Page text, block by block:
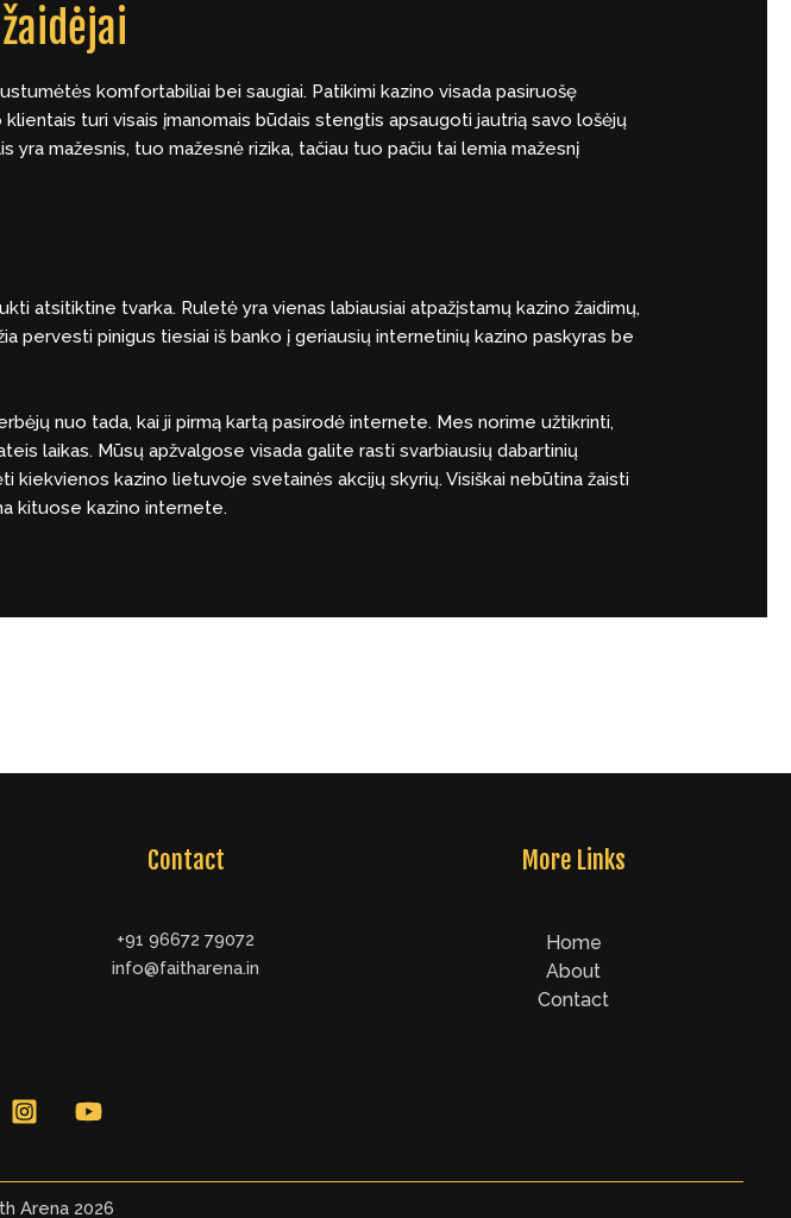
komfortabiliai bei saugiai. Patikimi kazino visada pasiruošę
turi visais įmanomais būdais stengtis apsaugoti jautrią savo lošėjų
yra mažesnis, tuo mažesnė rizika, tačiau tuo pačiu tai lemia mažesnį
atsitiktine tvarka. Ruletė yra vienas labiausiai atpažįstamų kazino žaidimų,
pervesti pinigus tiesiai iš banko į geriausių internetinių kazino paskyras be
nuo tada, kai ji pirmą kartą pasirodė internete. Mes norime užtikrinti,
laikas. Mūsų apžvalgose visada galite rasti svarbiausių dabartinių
kiekvienos kazino lietuvoje svetainės akcijų skyrių. Visiškai nebūtina žaisti
kituose kazino internete.
Contact
+91 96672 79072
info@faitharena.in
More Links
Home
About
Contact
Arena 2026